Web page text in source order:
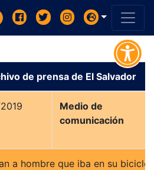
de prensa de El Salvador
Medio de
comunicación
a hombre que iba en su